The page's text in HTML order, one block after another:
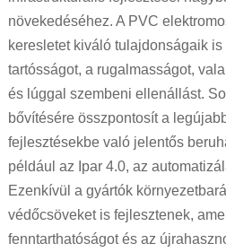
növekedéséhez. A PVC
keresletet kiváló tulajdonságaik
tartósságot, a rugalmasságot,
és lúggal szembeni ellenállást.
bővítésére összpontosít a
fejlesztésekbe való jelentős
például az Ipar 4.0, az
Ezenkívül a gyártók
védőcsöveket is fejlesztenek,
fenntarthatóságot és az